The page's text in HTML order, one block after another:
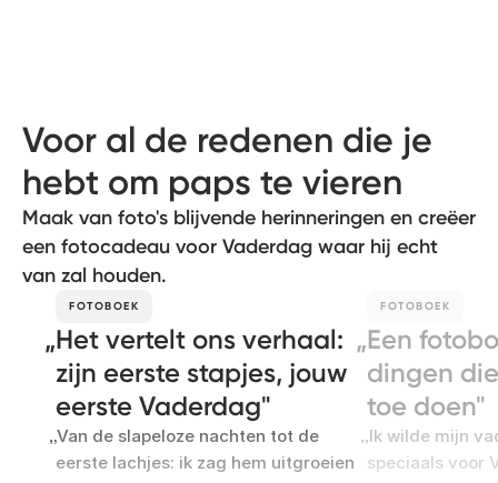
Voor al de redenen die je
hebt om paps te vieren
Maak van foto's blijvende herinneringen en creëer
een fotocadeau voor Vaderdag waar hij echt
van zal houden.
FOTOBOEK
Het vertelt ons verhaal:
zijn eerste stapjes, jouw
eerste Vaderdag
Van de slapeloze nachten tot de
eerste lachjes: ik zag hem uitgroeien
FOTOBOEK
Een
dingen
toe doen
Ik wilde mijn
speciaals voor